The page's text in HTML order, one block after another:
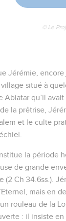
© Le
Jérémie,
situé à
qu’il
la prêtrise,
et le culte
la période
de grande
(2 Ch 34.6ss.).
mais en
rouleau de la
: il insiste